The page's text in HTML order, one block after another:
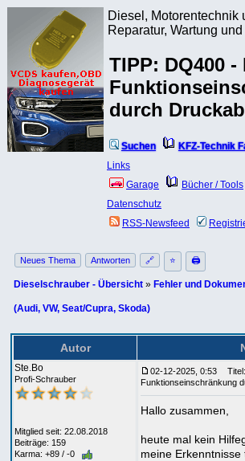
Diesel, Motorentechnik
Reparatur, Wartung
TIPP: DQ400 -
durch
Suchen KFZ-Technik
Links
Garage
Bücher / Tools
Datenschutz
RSS-Newsfeed
Neues Thema Antworten 🔗 ⭐ 🖨
Dieselschrauber - Übersicht » Fehler und
(Audi, VW, Seat/Cupra, Skoda)
Autor
Ste.Bo
Profi-Schrauber
Mitglied seit: 22.08.2018
Beiträge: 159
Karma: +89 / -0
02-12-2025, 0:53
Funktionseinschränkung
Hallo zusammen,
heute mal kein
meine Erkenntnisse